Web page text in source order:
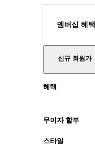
멤버십 혜택
신규 회원가
혜택
무이자 할부
스타일